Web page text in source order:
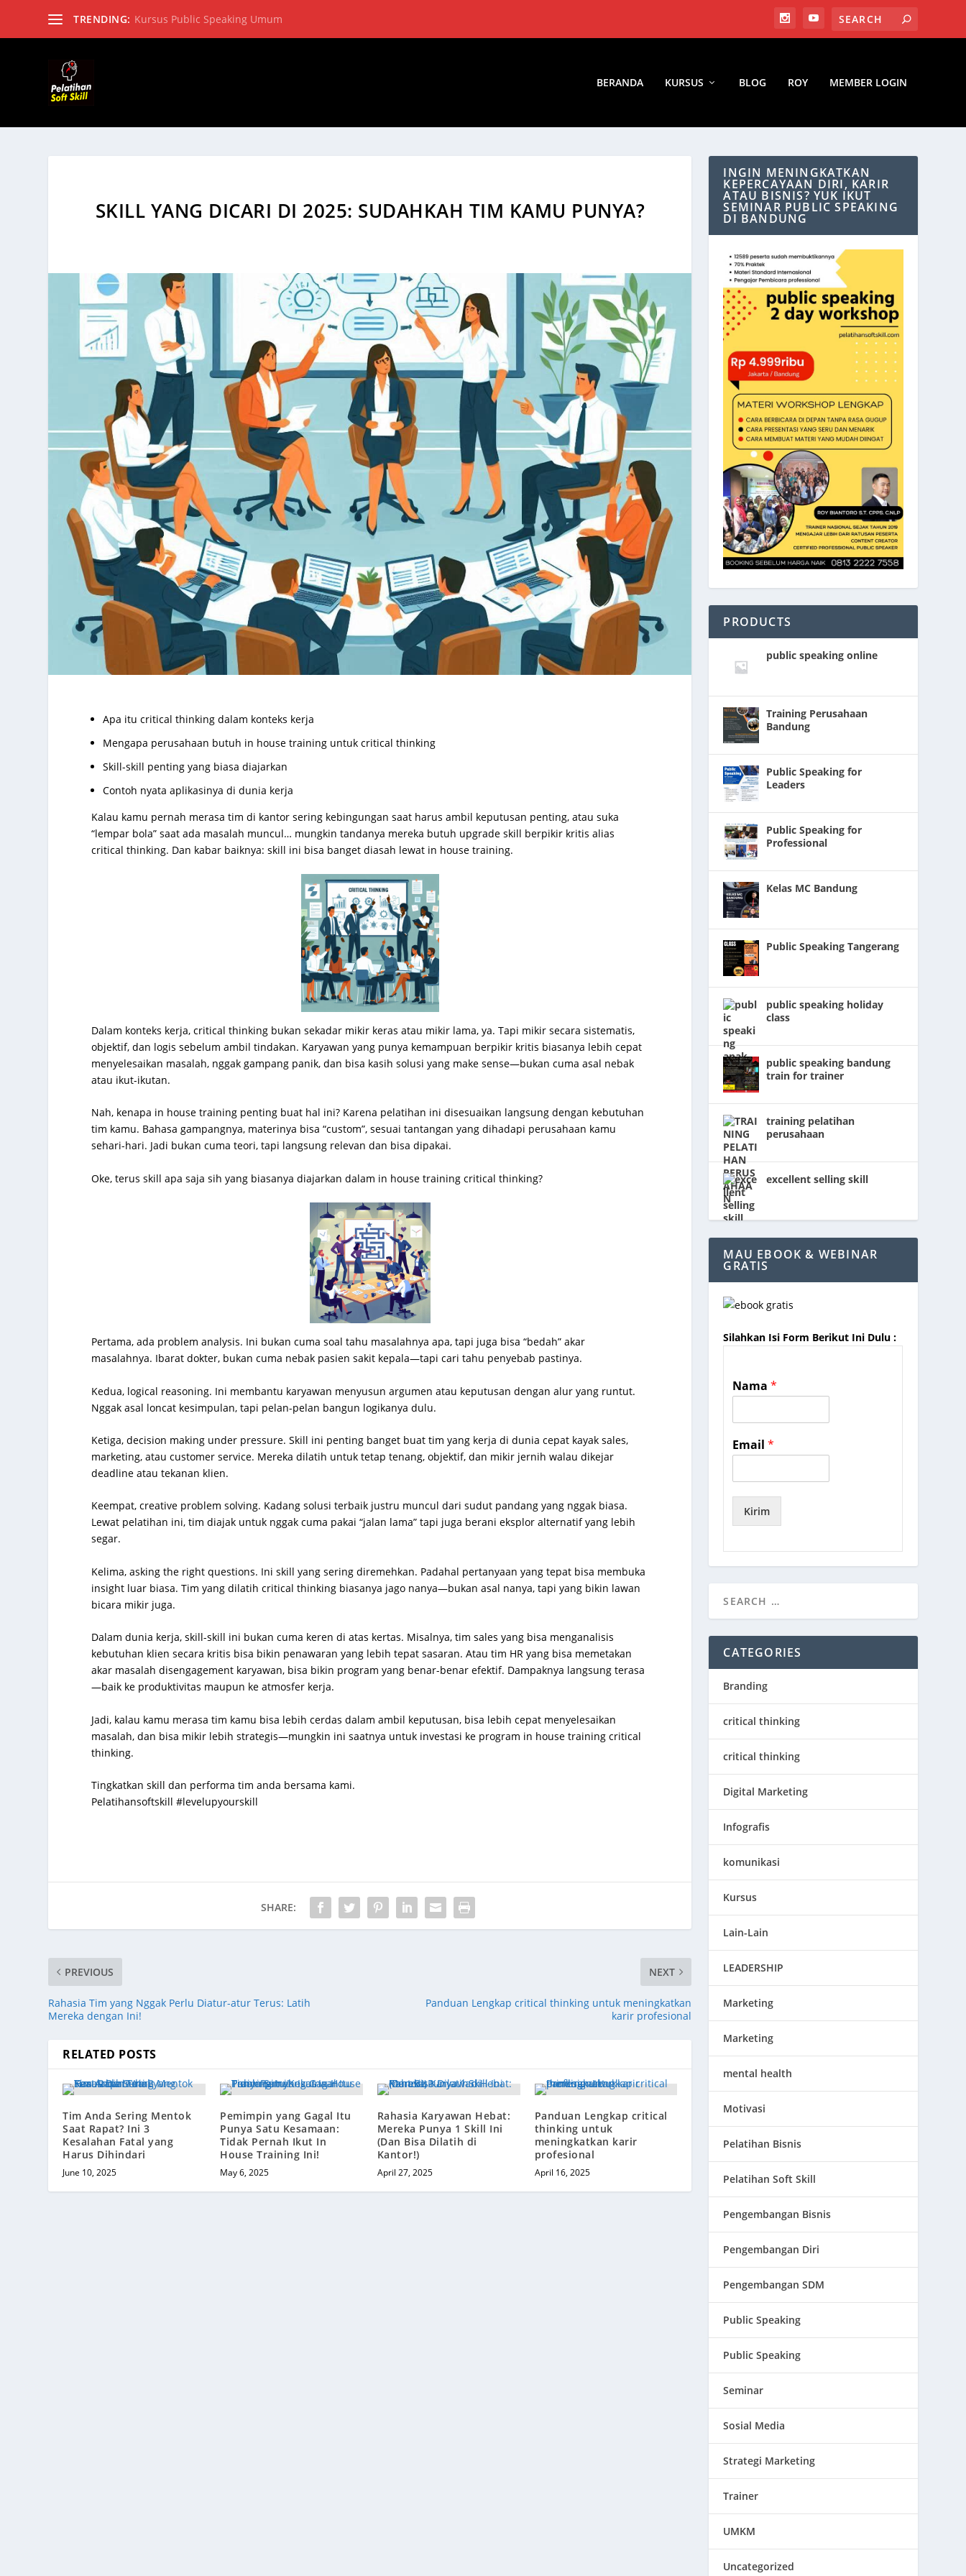
TRENDING: Kursus Public Speaking Umum
BERANDA KURSUS BLOG ROY MEMBER LOGIN
SKILL YANG DICARI DI 2025: SUDAHKAH TIM KAMU PUNYA?
Apa itu critical thinking dalam konteks kerja
Mengapa perusahaan butuh in house training untuk critical thinking
Skill-skill penting yang biasa diajarkan
Contoh nyata aplikasinya di dunia kerja
Kalau kamu pernah merasa tim di kantor sering kebingungan saat harus ambil keputusan penting, atau suka
“lempar bola” saat ada masalah muncul… mungkin tandanya mereka butuh upgrade skill berpikir kritis alias
critical thinking. Dan kabar baiknya: skill ini bisa banget diasah lewat in house training.
Dalam konteks kerja, critical thinking bukan sekadar mikir keras atau mikir lama, ya. Tapi mikir secara sistematis,
objektif, dan logis sebelum ambil tindakan. Karyawan yang punya kemampuan berpikir kritis biasanya lebih cepat
menyelesaikan masalah, nggak gampang panik, dan bisa kasih solusi yang make sense—bukan cuma asal nebak
atau ikut-ikutan.
Nah, kenapa in house training penting buat hal ini? Karena pelatihan ini disesuaikan langsung dengan kebutuhan
tim kamu. Bahasa gampangnya, materinya bisa “custom”, sesuai tantangan yang dihadapi perusahaan kamu
sehari-hari. Jadi bukan cuma teori, tapi langsung relevan dan bisa dipakai.
Oke, terus skill apa saja sih yang biasanya diajarkan dalam in house training critical thinking?
Pertama, ada problem analysis. Ini bukan cuma soal tahu masalahnya apa, tapi juga bisa “bedah” akar
masalahnya. Ibarat dokter, bukan cuma nebak pasien sakit kepala—tapi cari tahu penyebab pastinya.
Kedua, logical reasoning. Ini membantu karyawan menyusun argumen atau keputusan dengan alur yang runtut.
Nggak asal loncat kesimpulan, tapi pelan-pelan bangun logikanya dulu.
Ketiga, decision making under pressure. Skill ini penting banget buat tim yang kerja di dunia cepat kayak sales,
marketing, atau customer service. Mereka dilatih untuk tetap tenang, objektif, dan mikir jernih walau dikejar
deadline atau tekanan klien.
Keempat, creative problem solving. Kadang solusi terbaik justru muncul dari sudut pandang yang nggak biasa.
Lewat pelatihan ini, tim diajak untuk nggak cuma pakai “jalan lama” tapi juga berani eksplor alternatif yang lebih
segar.
Kelima, asking the right questions. Ini skill yang sering diremehkan. Padahal pertanyaan yang tepat bisa membuka
insight luar biasa. Tim yang dilatih critical thinking biasanya jago nanya—bukan asal nanya, tapi yang bikin lawan
bicara mikir juga.
Dalam dunia kerja, skill-skill ini bukan cuma keren di atas kertas. Misalnya, tim sales yang bisa menganalisis
kebutuhan klien secara kritis bisa bikin penawaran yang lebih tepat sasaran. Atau tim HR yang bisa memetakan
akar masalah disengagement karyawan, bisa bikin program yang benar-benar efektif. Dampaknya langsung terasa
—baik ke produktivitas maupun ke atmosfer kerja.
Jadi, kalau kamu merasa tim kamu bisa lebih cerdas dalam ambil keputusan, bisa lebih cepat menyelesaikan
masalah, dan bisa mikir lebih strategis—mungkin ini saatnya untuk investasi ke program in house training critical
thinking.
Tingkatkan skill dan performa tim anda bersama kami.
Pelatihansoftskill #levelupyourskill
SHARE:
PREVIOUS
Rahasia Tim yang Nggak Perlu Diatur-atur Terus: Latih
Mereka dengan Ini!
NEXT
Panduan Lengkap critical thinking untuk meningkatkan
karir profesional
RELATED POSTS
Tim Anda Sering Mentok
Saat Rapat? Ini 3
Kesalahan Fatal yang
Harus Dihindari
June 10, 2025
Pemimpin yang Gagal Itu
Punya Satu Kesamaan:
Tidak Pernah Ikut In
House Training Ini!
May 6, 2025
Rahasia Karyawan Hebat:
Mereka Punya 1 Skill Ini
(Dan Bisa Dilatih di
Kantor!)
April 27, 2025
Panduan Lengkap critical
thinking untuk
meningkatkan karir
profesional
April 16, 2025
INGIN MENINGKATKAN
KEPERCAYAAN DIRI, KARIR
ATAU BISNIS? YUK IKUT
SEMINAR PUBLIC SPEAKING
DI BANDUNG
PRODUCTS
public speaking online
Training Perusahaan
Bandung
Public Speaking for
Leaders
Public Speaking for
Professional
Kelas MC Bandung
Public Speaking Tangerang
public speaking holiday
class
public speaking bandung
train for trainer
training pelatihan
perusahaan
excellent selling skill
MAU EBOOK & WEBINAR
GRATIS
Silahkan Isi Form Berikut Ini Dulu :
Nama*
Email*
Kirim
CATEGORIES
Branding
critical thinking
critical thinking
Digital Marketing
Infografis
komunikasi
Kursus
Lain-Lain
LEADERSHIP
Marketing
Marketing
mental health
Motivasi
Pelatihan Bisnis
Pelatihan Soft Skill
Pengembangan Bisnis
Pengembangan Diri
Pengembangan SDM
Public Speaking
Public Speaking
Seminar
Sosial Media
Strategi Marketing
Trainer
UMKM
Uncategorized